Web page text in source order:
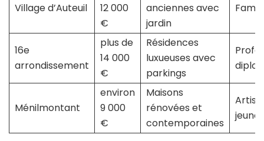
Village d’Auteuil
12 000
€
anciennes avec
jardin
16e
arrondissement
plus de
14 000
€
Résidences
luxueuses avec
parkings
Ménilmontant
environ
9 000
€
Maisons
rénovées et
contemporaines